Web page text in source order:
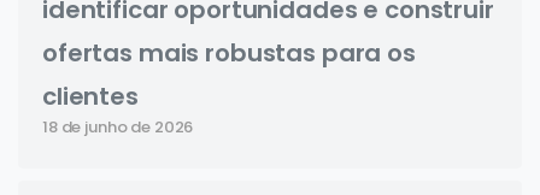
identificar oportunidades e construir
ofertas mais robustas para os
clientes
18 de junho de 2026